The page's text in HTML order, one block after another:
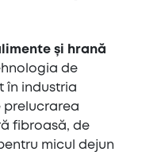
și hrană
de
în industria
prelucrarea
fibroasă, de
micul dejun